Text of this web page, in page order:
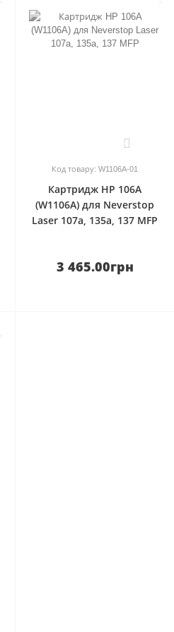
Код товару: W1106A-01
Картридж HP 106A
(W1106A) для Neverstop
Laser 107a, 135a, 137 MFP
3 465.00грн